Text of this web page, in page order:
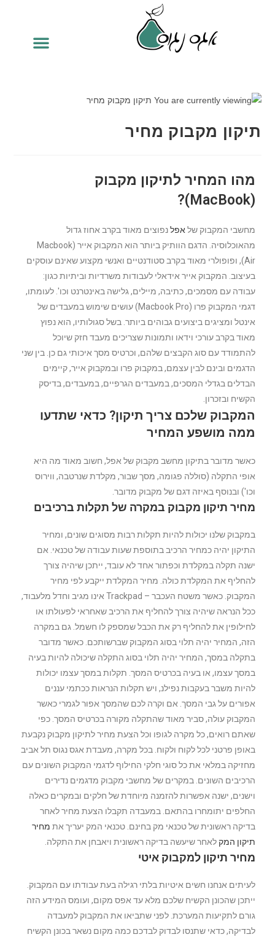
תיקון מקבוק מחיר
מהו המחיר לתיקון מקבוק
(
MacBook
)?
מחשבי המקבוק של אפלנפוצים מאוד בקרב אחוז גדול
מהאוכלוסיה. הדגם הוותיק ביותר הוא המקבוק אייר (Macbook
Air), ופופולרי מאוד בקרב סטודנטיים ואנשי מקצוע שאינם עוסקים
בעיצוב. המקבוק אייר אידאלי לעבודות משרדיות וביתיות כגון:
עבודה עם מסמכים, כתיבה, מיילים, גלישה באינטרנט וכו'. לעומתו,
דגמי המקבוק פרו (Macbook Pro) עושים שימוש במעבדים של
אינטל ומציגים ביצועים גבוהים ביותר. בשל סגולותיו, הוא נפוץ
מאוד בקרב עורכי וידאו ותמונות שצריכים מעבד חזק שיוכל
להתמודד עם סוג הקבצים שלהם, וכרטיס מסך איכותי גם כן. בין שני
הדגמים ובינם לבין עצמם, במקבוק פרו ובמקבוק אייר, קיימים
הבדלים בגדלי המסכים, במעבדים הגרפיים, במעבדים, בדיסק
הקשיח ובזכרון.
המקבוק שלכם צריך תיקון? כדאי שתדעו
ממה מושפע המחיר
כאשר מדובר בתיקון מחשב מקבוק של אפל, חשוב מאוד מה היא
אופי התקלה (סוללה פגומה, מסך שבור, מקלדת שנרטבה, ווירוס
וכו') ובנוסף באיזה דגם של מקבוק מדובר.
מחיר תיקון מקבוק במקרה של תקלות ברכיבים
במקבוק שלנו יכולות להיות תקלות רבות מסוגים שונים, ומחיר
התיקון יהיה כמחיר הרכיב בתוספת שעות עבודה של טכנאי. אם
ישנה תקלה במקלדת וכפתור אחד לא עובד, ייתכן שיהיה צורך
להחליף את המקלדת כולה. מחיר המקלדת ייקבע לפי מחיר
המקבוק. כאשר משטח העכבר – Trackpad אינו מגיב וחדל מלעבוד,
ככל הנראה שיהיה צורך להחליף את הרכיב שאחראי לפעולתו או
לחילופין את להחליף רק את הכבל שמספק לו חשמל. גם במקרה
הזה, המחיר יהיה תלוי בסוג המקבוק שברשותכם. כאשר מדובר
בתקלה במסך, המחיר יהיה תלוי בסוג התקלה שיכולה להיות בעיה
במסך עצמו, או בעיה בכרטיס המסך. תקלות במסך עצמו יכולות
להיות משבר בעקבות נפילנ, ויש תקלות הנראות ככתמי עננים
אפורים על גבי המסך. אם וקרה לכם שהמסך אפור לגמרי כאשר
המקבוק עולה, סביר מאוד שהתקלה מקורה בכרטיס המסך. כפי
שאתם רואים, כל מקרה לגופו וכל הצעת מחיר לתיקון מקבוק נקבעת
באופן פרטני לכל לקוח ולקוח. בכל מקרה, מעבדת אגס נגוס תל אביב
מחזיקה במלאי את כל סוגי חלקי החילוף לדגמי המקבוק השונים עם
הרכיבים השונים. במקרים של מחשבי מקבוק מדגמים נדירים
וישנים, ישנה אפשרות להזמנה מיוחדת של חלקים ובמקרים כאלה
החלפים יתומחרו בהתאם. במעבדה תקבלו הצעת מחיר לאחר
בדיקה ראשונית של טכנאי מק בחינם. טכנאי המק יעריך את מחיר
תיקון המקלאחר שיעשה בדיקה ראשונית ויאבחן את התקלה.
מחיר תיקון למקבוק איטי
לעיתים אנחנו חשים איטיות בלתי רגילה בעת עבודתו עם המקבוק.
ייתכן שהכונן הקשיח שלכם מלא עד אפס מקום, ועומס המידע הזה
גורם לתקיעות המערכת. לפני שתביאו את המקבוק למעבדה
לבדיקה, כדאי שתנסו לבדוק לבדכם כמה מקום נשאר בכונן הקשיח